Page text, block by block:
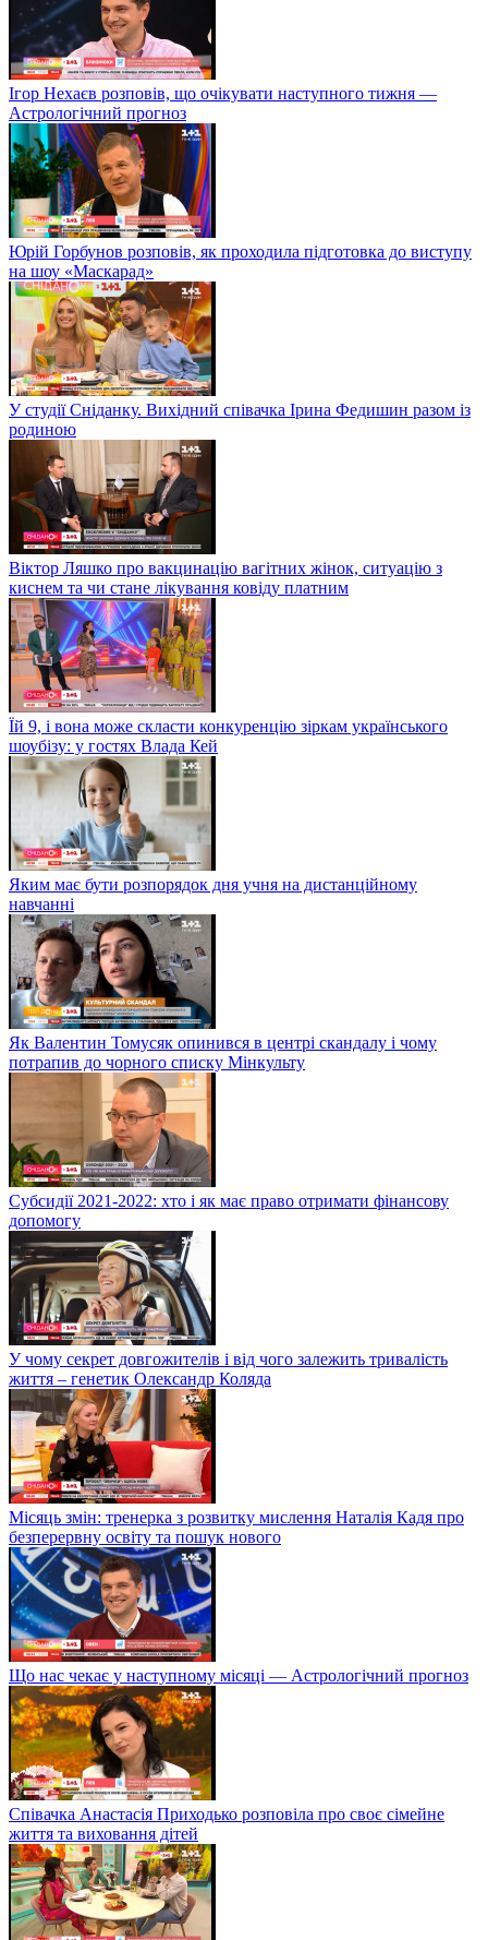
Ігор Нехаєв розповів, що очікувати наступного тижня —
Астрологічний прогноз
Юрій Горбунов розповів, як проходила підготовка до виступу
на шоу «Маскарад»
У студії Сніданку. Вихідний співачка Ірина Федишин разом із
родиною
Віктор Ляшко про вакцинацію вагітних жінок, ситуацію з
киснем та чи стане лікування ковіду платним
Їй 9, і вона може скласти конкуренцію зіркам українського
шоубізу: у гостях Влада Кей
Яким має бути розпорядок дня учня на дистанційному
навчанні
Як Валентин Томусяк опинився в центрі скандалу і чому
потрапив до чорного списку Мінкульту
Субсидії 2021-2022: хто і як має право отримати фінансову
допомогу
У чому секрет довгожителів і від чого залежить тривалість
життя – генетик Олександр Коляда
Місяць змін: тренерка з розвитку мислення Наталія Кадя про
безперервну освіту та пошук нового
Що нас чекає у наступному місяці — Астрологічний прогноз
Співачка Анастасія Приходько розповіла про своє сімейне
життя та виховання дітей